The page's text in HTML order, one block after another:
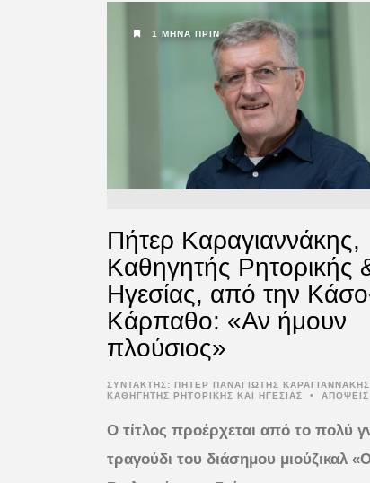
1 ΜΉΝΑ ΠΡΙΝ
Πήτερ Καραγιαννάκης,
Καθηγητής Ρητορικής
Ηγεσίας, από την
Κάρπαθο: «Αν ήμουν
πλούσιος»
ΣΥΝΤΆΚΤΗΣ: ΠΗΤΕΡ ΠΑΝΑΓΙΩΤΗΣ ΚΑΡΑΓΙΑΝΝΑΚΗΣ
ΚΑΘΗΓΗΤΗΣ ΡΗΤΟΡΙΚΗΣ ΚΑΙ ΗΓΕΣΙΑΣ
• ΑΠΟΨΕΙΣ
Ο τίτλος προέρχεται από το πολύ
τραγούδι του διάσημου μιούζικαλ